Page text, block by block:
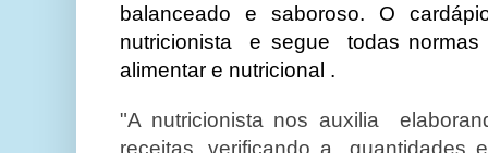
balanceado e saboroso. O
nutricionista e segue todas normas
alimentar e nutricional .
"A nutricionista nos auxilia
receitas, verificando a quantidades